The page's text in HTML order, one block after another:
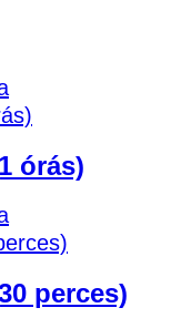
órás)
perces)